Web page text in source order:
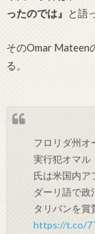
ったのでは』 と語
そのOmar Mateen
る。
フロリダ州オ
実行犯オマル
氏は米国内ア
ダーリ語で政
タリバンを賞
https://t.co/